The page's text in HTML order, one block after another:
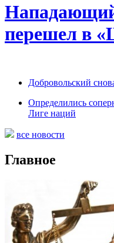
перешел в
Добровольский
Определились
Лиге наций
все новости
Главное